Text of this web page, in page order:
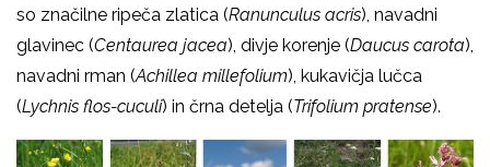
so značilne ripeča zlatica (Ranunculus acris), navadni
glavinec (Centaurea jacea), divje korenje (Daucus carota),
navadni rman (Achillea millefolium), kukavičja lučca
(Lychnis flos-cuculi) in črna detelja (Trifolium pratense).